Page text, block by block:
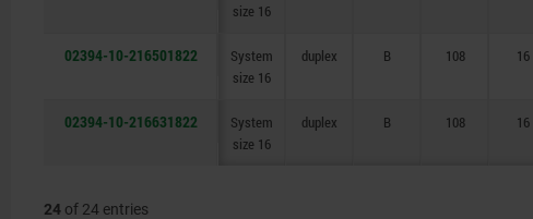
size 16
02394-10-216501822
System
size 16
duplex B 108 16
02394-10-216631822
System
size 16
duplex B 108 16
24 of 24 entries